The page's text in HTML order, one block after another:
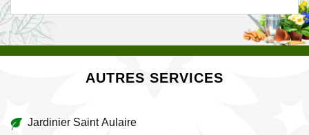
AUTRES SERVICES
Jardinier Saint Aulaire